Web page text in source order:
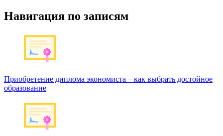
Навигация по записям
Приобретение диплома экономиста – как выбрать достойное
образование